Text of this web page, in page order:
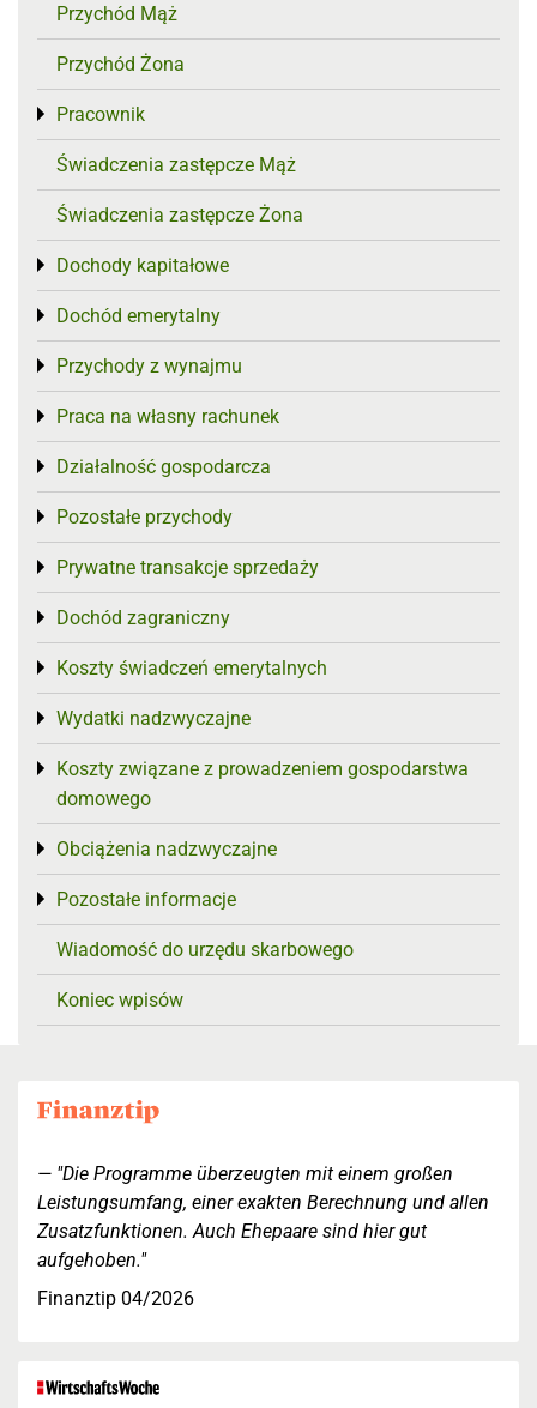
Przychód Mąż
Przychód Żona
Pracownik
Toggle menu
Świadczenia zastępcze Mąż
Świadczenia zastępcze Żona
Dochody kapitałowe
Toggle menu
Dochód emerytalny
Toggle menu
Przychody z wynajmu
Toggle menu
Praca na własny rachunek
Toggle menu
Działalność gospodarcza
Toggle menu
Pozostałe przychody
Toggle menu
Prywatne transakcje sprzedaży
Toggle menu
Dochód zagraniczny
Toggle menu
Koszty świadczeń emerytalnych
Toggle menu
Wydatki nadzwyczajne
Toggle menu
Koszty związane z prowadzeniem gospodarstwa
domowego
Toggle menu
Obciążenia nadzwyczajne
Toggle menu
Pozostałe informacje
Toggle menu
Wiadomość do urzędu skarbowego
Koniec wpisów
"Die Programme überzeugten mit einem großen
Leistungsumfang, einer exakten Berechnung und allen
Zusatzfunktionen. Auch Ehepaare sind hier gut
aufgehoben."
Finanztip 04/2026